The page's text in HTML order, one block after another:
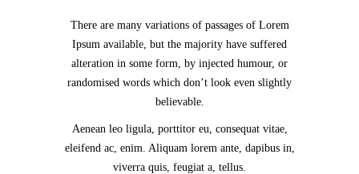
There are many variations of passages of Lorem
Ipsum available, but the majority have suffered
alteration in some form, by injected humour, or
randomised words which don’t look even slightly
believable.
Aenean leo ligula, porttitor eu, consequat vitae,
eleifend ac, enim. Aliquam lorem ante, dapibus in,
viverra quis, feugiat a, tellus.